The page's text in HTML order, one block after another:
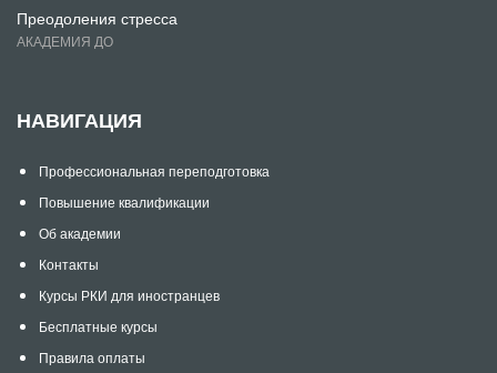
Преодоления стресса
АКАДЕМИЯ ДО
НАВИГАЦИЯ
Профессиональная переподготовка
Повышение квалификации
Об академии
Контакты
Курсы РКИ для иностранцев
Бесплатные курсы
Правила оплаты